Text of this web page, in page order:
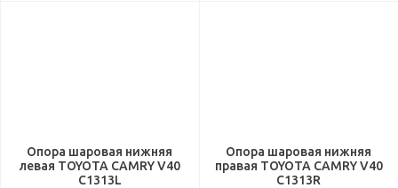
Опора шаровая нижняя
левая TOYOTA CAMRY V40
C1313L
Опора шаровая нижняя
правая TOYOTA CAMRY V40
C1313R